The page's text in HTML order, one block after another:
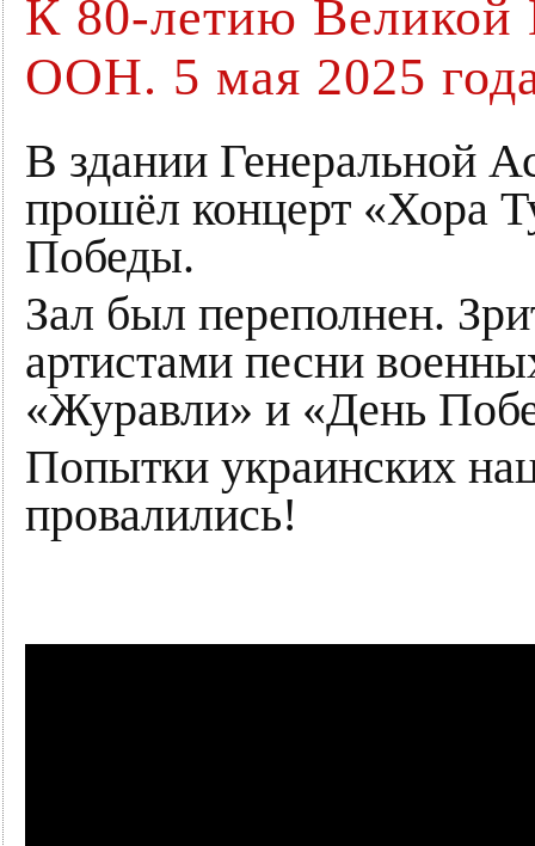
К 80-летию
ООН. 5 мая 2025
В здании Генеральной
прошёл концерт «Хора
Победы.
Зал был переполнен.
артистами песни
«Журавли» и «День
Попытки украинских
провалились!